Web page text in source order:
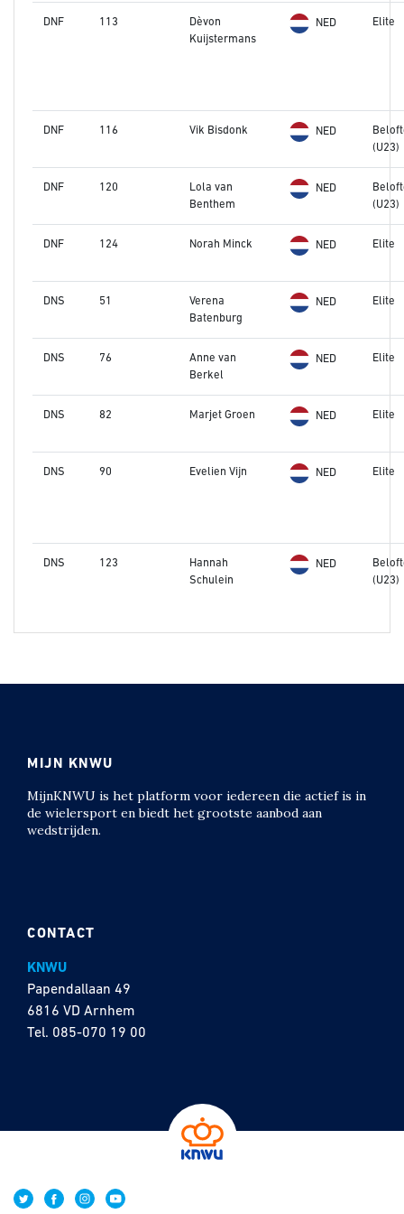
DNF 113
Dèvon
Kuijstermans
NED Elite
DNF 116 Vik Bisdonk NED
(U23)
DNF 120
Lola van
Benthem
NED
(U23)
DNF 124 Norah Minck NED Elite
DNS 51
Verena
Batenburg
NED Elite
DNS 76
Anne van
Berkel
NED Elite
DNS 82 Marjet Groen NED Elite
DNS 90 Evelien Vijn NED Elite
DNS 123
Hannah
Schulein
NED
(U23)
CONTACT
KNWU
Papendallaan 49
6816 VD Arnhem
Tel. 085-070 19 00
MIJN KNWU
MijnKNWU is het platform voor iedereen die actief is in
de wielersport en biedt het grootste aanbod aan
wedstrijden.